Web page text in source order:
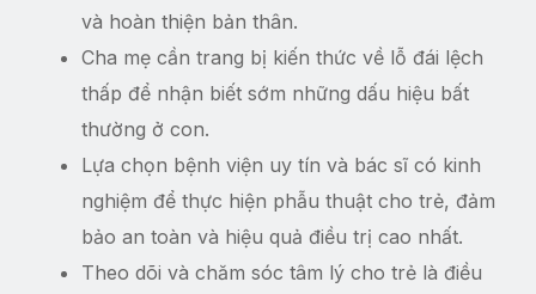
và hoàn thiện bản thân.
Cha mẹ cần trang bị kiến thức về lỗ đái lệch
thấp để nhận biết sớm những dấu hiệu bất
thường ở con.
Lựa chọn bệnh viện uy tín và bác sĩ có kinh
nghiệm để thực hiện phẫu thuật cho trẻ, đảm
bảo an toàn và hiệu quả điều trị cao nhất.
Theo dõi và chăm sóc tâm lý cho trẻ là điều